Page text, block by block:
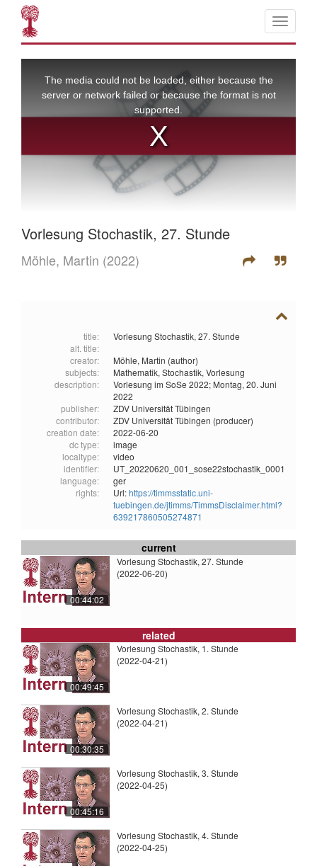
Vorlesung Stochastik, 27. Stunde
Möhle, Martin (2022)
title:
Vorlesung Stochastik, 27. Stunde
alt. title:
creator:
Möhle, Martin (author)
subjects:
Mathematik, Stochastik, Vorlesung
description:
Vorlesung im SoSe 2022; Montag, 20. Juni
2022
publisher:
ZDV Universität Tübingen
contributor:
ZDV Universität Tübingen (producer)
creation date:
2022-06-20
dc type:
image
localtype:
video
identifier:
UT_20220620_001_sose22stochastik_0001
language:
ger
rights:
Url:https://timmsstatic.uni-
tuebingen.de/jtimms/TimmsDisclaimer.html?
639217860505274871
current
00:44:02
Vorlesung Stochastik, 27. Stunde
(2022-06-20)
related
00:49:45
Vorlesung Stochastik, 1. Stunde
(2022-04-21)
00:30:35
Vorlesung Stochastik, 2. Stunde
(2022-04-21)
00:45:16
Vorlesung Stochastik, 3. Stunde
(2022-04-25)
Vorlesung Stochastik, 4. Stunde
(2022-04-25)